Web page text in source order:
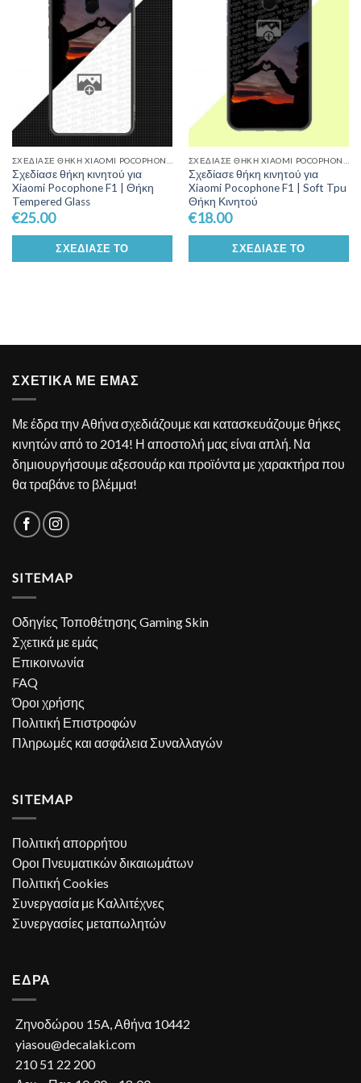
Wishlist
Σχεδίασε θήκη κινητού για
Xiaomi Pocophone F1 | Θήκη
Tempered Glass
€25.00
ΣΧΕΔΊΑΣΕ ΤΟ
Wishlist
Σχεδίασε θήκη κινητού για
Xiaomi Pocophone F1 | Soft Tpu
Θήκη Κινητού
€18.00
ΣΧΕΔΊΑΣΕ ΤΟ
ΣΧΕΤΙΚΑ ΜΕ ΕΜΑΣ
Με έδρα την Αθήνα σχεδιάζουμε και κατασκευάζουμε θήκες
κινητών από το 2014! Η αποστολή μας είναι απλή. Να
δημιουργήσουμε αξεσουάρ και προϊόντα με χαρακτήρα που
θα τραβάνε το βλέμμα!
SITEMAP
Οδηγίες Τοποθέτησης Gaming Skin
Σχετικά με εμάς
Επικοινωνία
FAQ
Όροι χρήσης
Πολιτική Επιστροφών
Πληρωμές και ασφάλεια Συναλλαγών
SITEMAP
Πολιτική απορρήτου
Οροι Πνευματικών δικαιωμάτων
Πολιτική Cookies
Συνεργασία με Καλλιτέχνες
Συνεργασίες μεταπωλητών
ΕΔΡΑ
Ζηνοδώρου 15A, Αθήνα 10442
yiasou@decalaki.com
210 51 22 200